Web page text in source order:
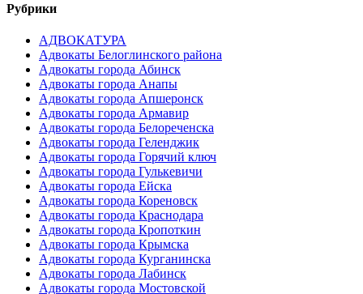
Рубрики
АДВОКАТУРА
Адвокаты Белоглинского района
Адвокаты города Абинск
Адвокаты города Анапы
Адвокаты города Апшеронск
Адвокаты города Армавир
Адвокаты города Белореченска
Адвокаты города Геленджик
Адвокаты города Горячий ключ
Адвокаты города Гулькевичи
Адвокаты города Ейска
Адвокаты города Кореновск
Адвокаты города Краснодара
Адвокаты города Кропоткин
Адвокаты города Крымска
Адвокаты города Курганинска
Адвокаты города Лабинск
Адвокаты города Мостовской